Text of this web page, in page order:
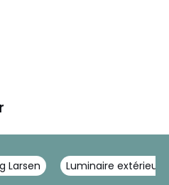
Larsen Luminaire extérieur